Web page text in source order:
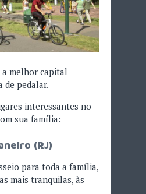
melhor capital
de pedalar.
interessantes no
sua família:
(RJ)
para toda a família,
mais tranquilas, às